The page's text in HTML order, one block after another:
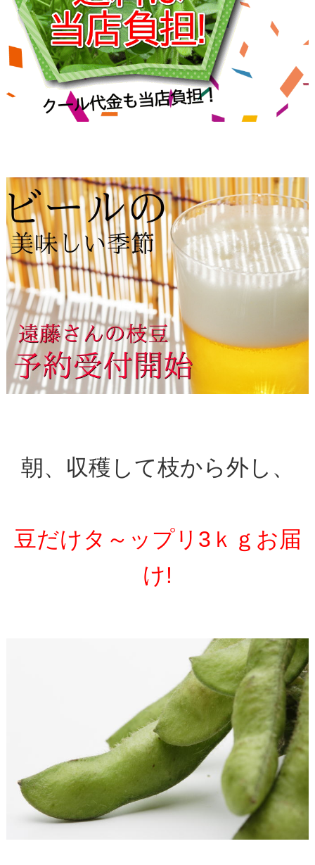
朝、収穫して枝から外し、
豆だけタ～ップリ3ｋｇお届
け!